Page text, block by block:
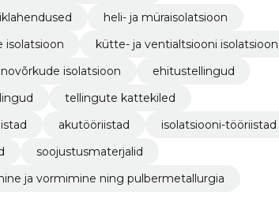
heli- ja müraisolatsioon
isolatsioon
kütte- ja ventialtsiooni isolatsioon
isolatsioon
ehitustellingud
tellingute kattekiled
akutööriistad
isolatsiooni-tööriistad
soojustusmaterjalid
ja vormimine ning pulbermetallurgia